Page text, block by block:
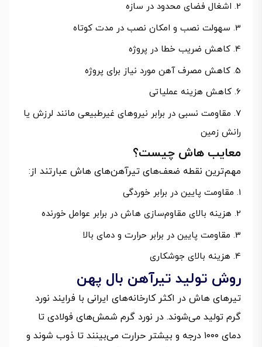
اشغال فضای محدود در سازه
سهولت نصب و امکان نصب در مدت کوتاه
کاهش ضریب خطا در پروژه
کاهش مصرف آهن مورد نیاز برای پروژه
کاهش هزینه عملیاتی
مقاومت نسبی در برابر نیروهای غیرطبیعی مانند لرزش یا
رانش زمین
معایب هاش چیست؟
مهم‌ترین نقطه ضعف‌های تیرآهن‌های هاش عبارتند از:
مقاومت پایین در برابر خوردگی
هزینه بالای مقاوم‌سازی هاش در برابر عوامل خورنده
مقاومت پایین در برابر حرارت و دمای بالا
هزینه بالای جوشکاری
روش تولید تیرآهن‌ بال پهن
تیرهای هاش در اکثر کارخانه‌های ایرانی با فرایند نورد
گرم تولید می‌شوند. در نورد گرم شمش‌های فولادی تا
دمای ۱۰۰۰ درجه و بیشتر حرارت می‌بینند تا ذوب شوند و